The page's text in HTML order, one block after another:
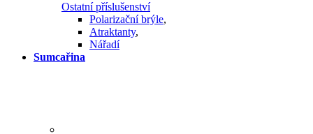
Ostatní příslušenství
Polarizační brýle,
Atraktanty,
Nářadí
Sumcařina